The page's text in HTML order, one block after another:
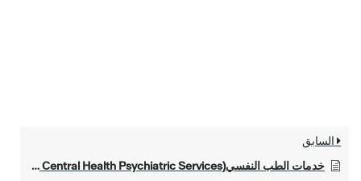
السابق
خدمات الطب النفسيCentral Health ( Central Health Psychiatric Services)